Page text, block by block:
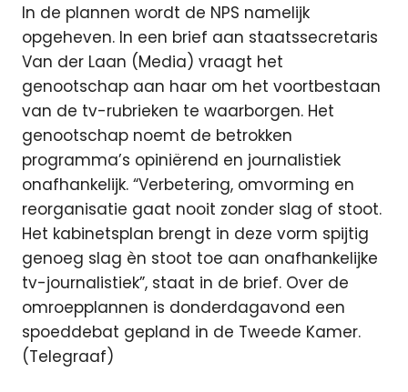
In de plannen wordt de NPS namelijk
opgeheven. In een brief aan staatssecretaris
Van der Laan (Media) vraagt het
genootschap aan haar om het voortbestaan
van de tv-rubrieken te waarborgen. Het
genootschap noemt de betrokken
programma’s opiniërend en journalistiek
onafhankelijk. “Verbetering, omvorming en
reorganisatie gaat nooit zonder slag of stoot.
Het kabinetsplan brengt in deze vorm spijtig
genoeg slag èn stoot toe aan onafhankelijke
tv-journalistiek”, staat in de brief. Over de
omroepplannen is donderdagavond een
spoeddebat gepland in de Tweede Kamer.
(Telegraaf)